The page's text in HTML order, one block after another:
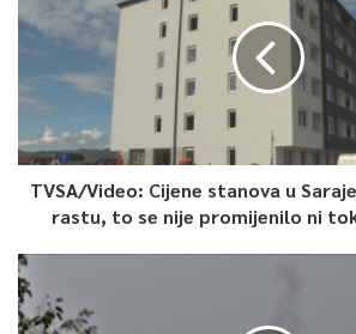
TVSA/Video: Cijene stanova u
rastu, to se nije promijenilo ni